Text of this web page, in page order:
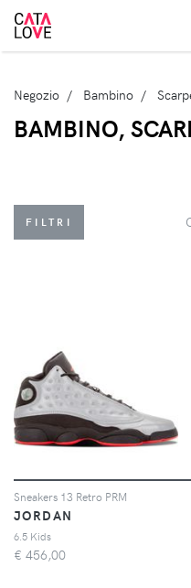
Negozio Bambino
BAMBINO,
FILTRI
Sneakers 13 Retro PRM
JORDAN
6.5 Kids
€ 456,00